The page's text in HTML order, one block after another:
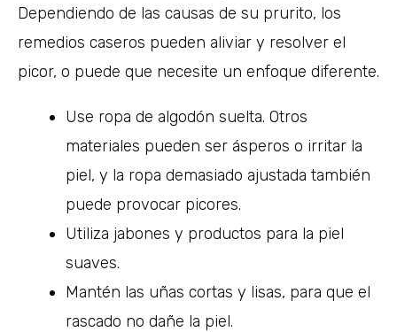
Dependiendo de las causas de su prurito, los
remedios caseros pueden aliviar y resolver el
picor, o puede que necesite un enfoque diferente.
Use ropa de algodón suelta. Otros
materiales pueden ser ásperos o irritar la
piel, y la ropa demasiado ajustada también
puede provocar picores.
Utiliza jabones y productos para la piel
suaves.
Mantén las uñas cortas y lisas, para que el
rascado no dañe la piel.